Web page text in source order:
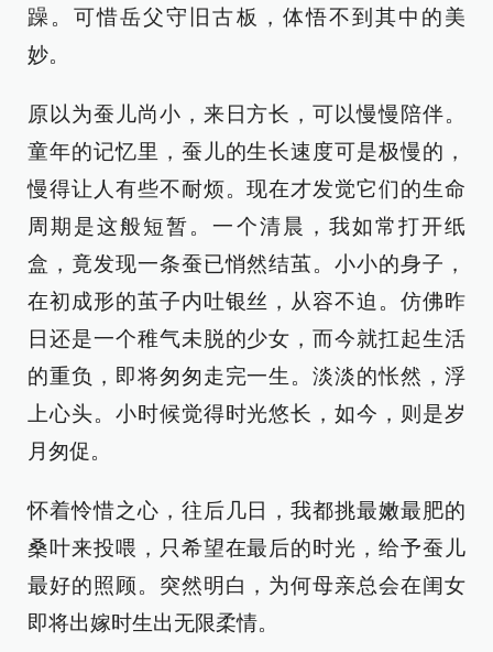
躁。可惜岳父守旧古板，体悟不到其中的美
妙。
原以为蚕儿尚小，来日方长，可以慢慢陪伴。
童年的记忆里，蚕儿的生长速度可是极慢的，
慢得让人有些不耐烦。现在才发觉它们的生命
周期是这般短暂。一个清晨，我如常打开纸
盒，竟发现一条蚕已悄然结茧。小小的身子，
在初成形的茧子内吐银丝，从容不迫。仿佛昨
日还是一个稚气未脱的少女，而今就扛起生活
的重负，即将匆匆走完一生。淡淡的怅然，浮
上心头。小时候觉得时光悠长，如今，则是岁
月匆促。
怀着怜惜之心，往后几日，我都挑最嫩最肥的
桑叶来投喂，只希望在最后的时光，给予蚕儿
最好的照顾。突然明白，为何母亲总会在闺女
即将出嫁时生出无限柔情。